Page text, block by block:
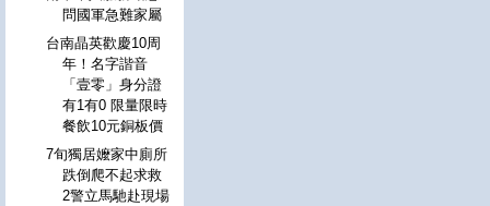
問國軍急難家屬
台南晶英歡慶10周
年！名字諧音
「壹零」身分證
有1有0 限量限時
餐飲10元銅板價
7旬獨居嬤家中廁所
跌倒爬不起求救
2警立馬馳赴現場